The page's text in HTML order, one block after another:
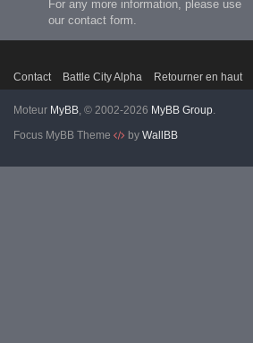
For any more information, please use
our contact form.
Contact Battle City Alpha Retourner en haut
Moteur MyBB, © 2002-2026 MyBB Group.
Focus MyBB Theme
by WallBB